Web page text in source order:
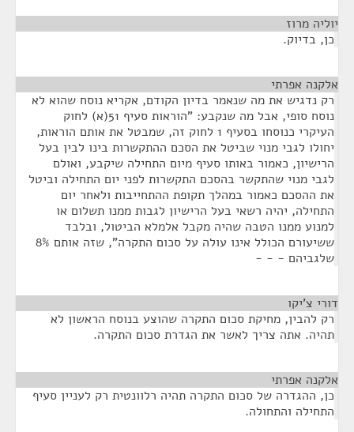
יוליה מרוז
כן, בדיוק.
אלקנה אפרתי
רק נדגיש את מה שנאמר בדיון הקודם, אקריא נוסח שהוא לא
נוסח סופי, אבל מה שנקבע: "הוראות סעיף 51(א) לחוק
העיקרי כנוסחו בסעיף 1 לחוק זה, שמבטל את אותם הוראות,
יחולו לגבי מנוי שביטל את הסכם ההתקשרות בינו לבין בעל
הרישיון, כאמור באותו סעיף מיום התחילה שיקבע, ואולם
לגבי מנוי שהתקשר בהסכם התקשרות לפני יום התחילה וביטל
את ההסכם כאמור במהלך תקופת ההתחייבות ולאחר יום
התחילה, יהיה רשאי בעל הרישיון לגבות ממנו תשלום או
למנוע ממנו הטבה שהיה מקבל אלמלא הביטול, ובלבד
ששיעורם הכולל אינו עולה על סכום התקרה", שזה אותם 8%
שלגביהם - - -
דורי צ'יקו
רק להבין, מחיקת סכום התקרה שהוצע בנוסח הראשון לא
תהיה. אתה צריך לאשר את הגדרת סכום התקרה.
אלקנה אפרתי
כן, ההגדרה של סכום התקרה תהיה רלוונטית רק לעניין סעיף
התחילה והתחולה.